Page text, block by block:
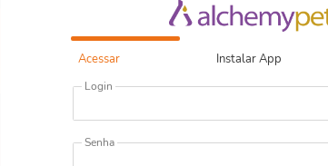
Acessar Instalar App
Login
Senha